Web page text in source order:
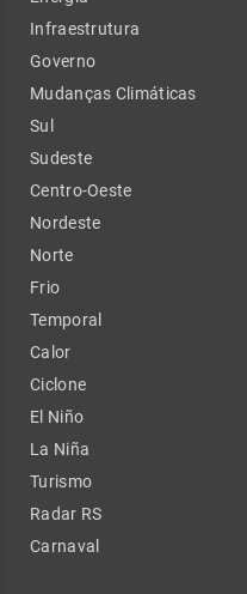
Infraestrutura
Governo
Mudanças Climáticas
Sul
Sudeste
Centro-Oeste
Nordeste
Norte
Frio
Temporal
Calor
Ciclone
El Niño
La Niña
Turismo
Radar RS
Carnaval